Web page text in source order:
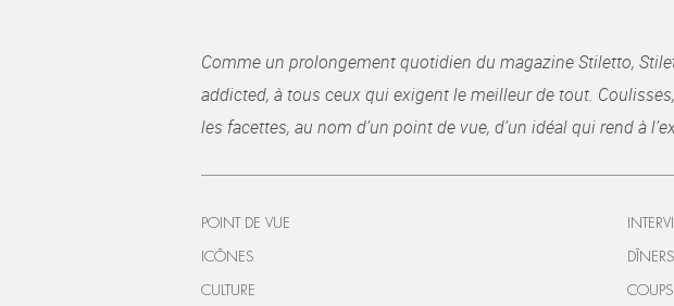
Comme un prolongement quotidien du magazine Stiletto,
addicted, à tous ceux qui exigent le meilleur de tout.
les facettes, au nom d’un point de vue, d’un idéal qui rend à
POINT DE VUE
ICÔNES
CULTURE